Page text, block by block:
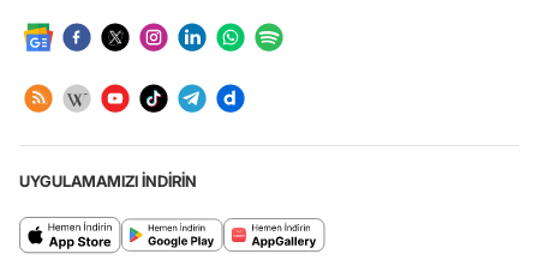
UYGULAMAMIZI İNDİRİN